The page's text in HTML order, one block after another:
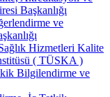
Başkanlığı
ve
Hizmetleri Kalite
( TÜSKA )
Bilgilendirme ve